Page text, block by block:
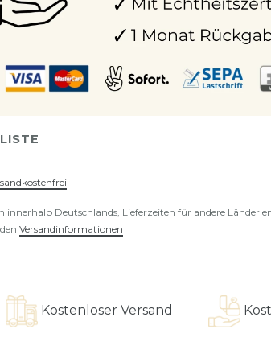
innerhalb Deutschlands, Lieferzeiten für andere Länder
Versandinformationen
Versand Kostenlose